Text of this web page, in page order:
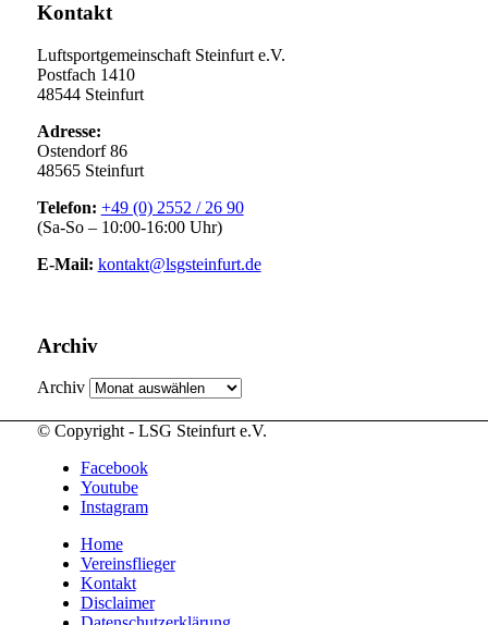
Kontakt
Luftsportgemeinschaft Steinfurt e.V.
Postfach 1410
48544 Steinfurt
Adresse:
Ostendorf 86
48565 Steinfurt
Telefon: +49 (0) 2552 / 26 90
(Sa-So – 10:00-16:00 Uhr)
E-Mail: kontakt@lsgsteinfurt.de
Archiv
Archiv
© Copyright - LSG Steinfurt e.V.
Facebook
Youtube
Instagram
Home
Vereinsflieger
Kontakt
Disclaimer